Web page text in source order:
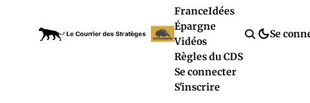
FranceIdées
Épargne
Vidéos
Règles du CDS
Se connecter
S'inscrire
Se